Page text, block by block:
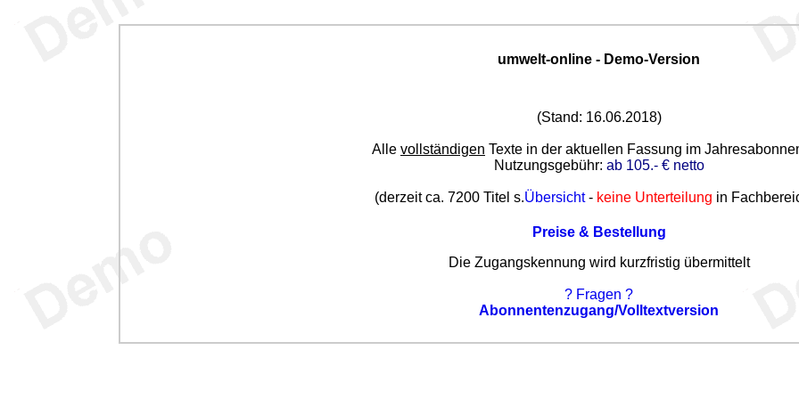
umwelt-online - Demo-Version
(Stand: 16.06.2018)
Alle vollständigen Texte in der aktuellen Fassung im
Nutzungsgebühr: ab 105.- € netto
(derzeit ca. 7200 Titel s.Übersicht- keine Unterteilung in
Preise & Bestellung
Die Zugangskennung wird kurzfristig übermittelt
? Fragen ?
Abonnentenzugang/Volltextversion